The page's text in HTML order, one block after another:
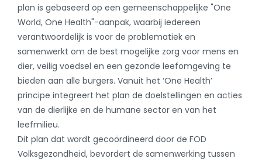
plan is gebaseerd op een gemeenschappelijke "One
World, One Health"-aanpak, waarbij iedereen
verantwoordelijk is voor de problematiek en
samenwerkt om de best mogelijke zorg voor mens en
dier, veilig voedsel en een gezonde leefomgeving te
bieden aan alle burgers. Vanuit het ‘One Health’
principe integreert het plan de doelstellingen en acties
van de dierlijke en de humane sector en van het
leefmilieu.
Dit plan dat wordt gecoördineerd door de FOD
Volksgezondheid, bevordert de samenwerking tussen